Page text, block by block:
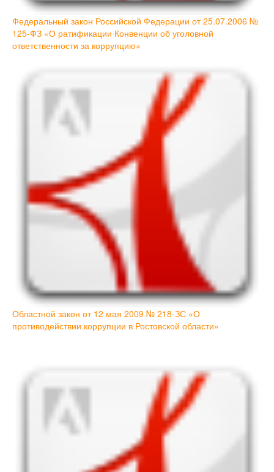
Федеральный закон Российской Федерации от 25.07.2006 №
125-ФЗ «О ратификации Конвенции об уголовной
ответственности за коррупцию»
Областной закон от 12 мая 2009 № 218-ЗС «О
противодействии коррупции в Ростовской области»